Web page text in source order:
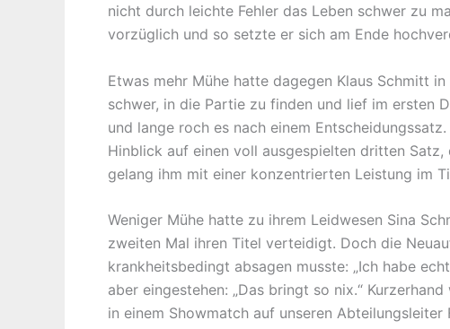
nicht durch leichte Fehler das Leben schwer zu
vorzüglich und so setzte er sich am Ende
Etwas mehr Mühe hatte dagegen Klaus Schmitt
schwer, in die Partie zu finden und lief im ersten
und lange roch es nach einem
Hinblick auf einen voll ausgespielten dritten
gelang ihm mit einer konzentrierten Leistung im
Weniger Mühe hatte zu ihrem Leidwesen Sina
zweiten Mal ihren Titel verteidigt. Doch die
krankheitsbedingt absagen musste: „Ich habe
aber eingestehen: „Das bringt so nix.“
in einem Showmatch auf unseren